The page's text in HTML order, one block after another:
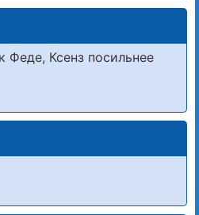
Феде, Ксенз посильнее